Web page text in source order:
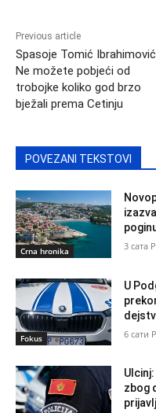
Previous article
Spasoje Tomić
Ne možete pobjeći od
trobojke koliko god brzo
bježali prema Cetinju
POVEZANI TEKSTOVI
Crna hronika 3 сата
Fokus
U
6 сати
zbog